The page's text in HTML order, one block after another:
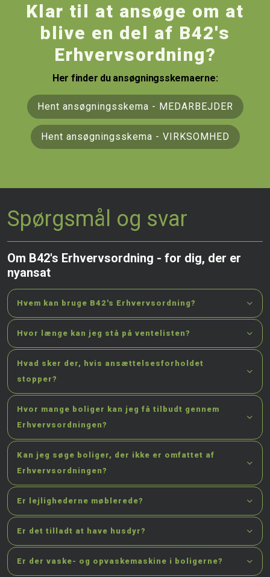
Klar til at ansøge om at
blive en del af B42's
Erhvervsordning?
Her finder du ansøgningsskemaerne:
Hent ansøgningsskema - MEDARBEJDER
Hent ansøgningsskema - VIRKSOMHED
Spørgsmål og svar
Om B42's Erhvervsordning - for dig, der er
nyansat
Hvem kan bruge B42's Erhvervsordning?
Hvor længe kan jeg stå på ventelisten?
Hvad sker der, hvis ansættelsesforholdet
stopper?
Hvor mange boliger kan jeg få tilbudt gennem
Erhvervsordningen?
Kan jeg søge boliger, der ikke er omfattet af
Erhvervsordningen?
Er lejlighederne møblerede?
Er det tilladt at have husdyr?
Er der vaske- og opvaskemaskine i boligerne?